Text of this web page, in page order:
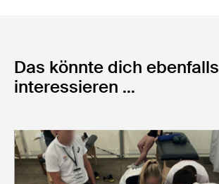
Das könnte dich ebenfalls
interessieren ...